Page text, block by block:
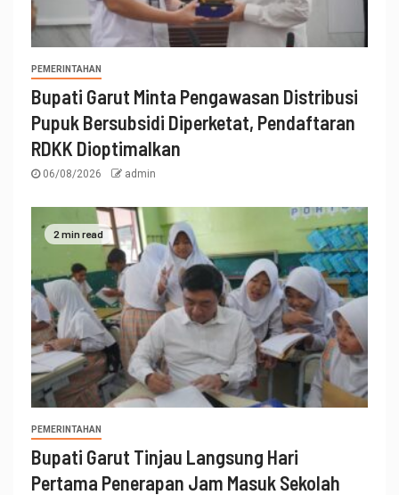
PEMERINTAHAN
Bupati Garut Minta Pengawasan Distribusi
Pupuk Bersubsidi Diperketat, Pendaftaran
RDKK Dioptimalkan
06/08/2026 admin
2 min read
PEMERINTAHAN
Bupati Garut Tinjau Langsung Hari
Pertama Penerapan Jam Masuk Sekolah